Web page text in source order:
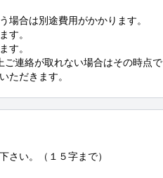
場合は別途費用がかかります。
す。
す。
連絡が取れない場合はその時点で
だきます。
い。（１５字まで）